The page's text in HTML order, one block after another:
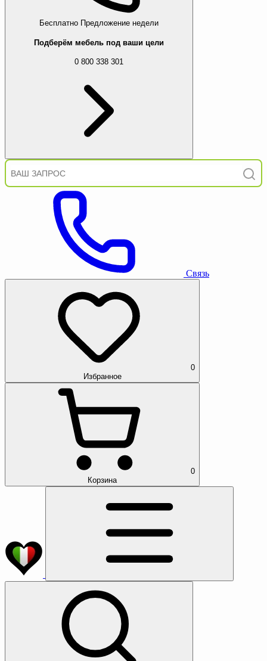
Бесплатно Предложение недели
Подберём мебель под ваши цели
0 800 338 301
Связь
0
Избранное
0
Корзина